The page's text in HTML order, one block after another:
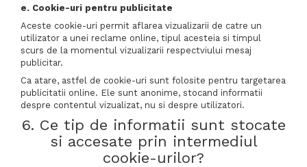
e. Cookie-uri pentru publicitate
Aceste cookie-uri permit aflarea vizualizarii de catre un
utilizator a unei reclame online, tipul acesteia si timpul
scurs de la momentul vizualizarii respectviului mesaj
publicitar.
Ca atare, astfel de cookie-uri sunt folosite pentru targetarea
publicitatii online. Ele sunt anonime, stocand informatii
despre contentul vizualizat, nu si despre utilizatori.
6. Ce tip de informatii sunt stocate
si accesate prin intermediul
cookie-urilor?